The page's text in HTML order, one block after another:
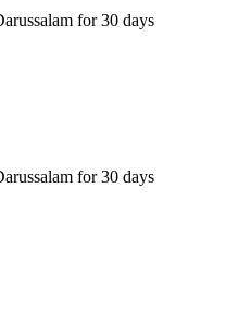
for 30 days
for 30 days